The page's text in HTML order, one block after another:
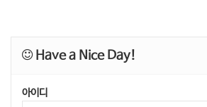
Have a Nice Day!
아이디